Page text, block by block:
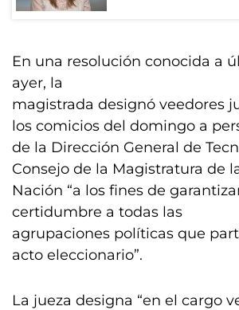
En una resolución conocida a
ayer, la
magistrada designó veedores
los comicios del domingo a
de la Dirección General de
Consejo de la Magistratura de
Nación “a los fines de
certidumbre a todas las
agrupaciones políticas que
acto eleccionario”.
La jueza designa “en el cargo